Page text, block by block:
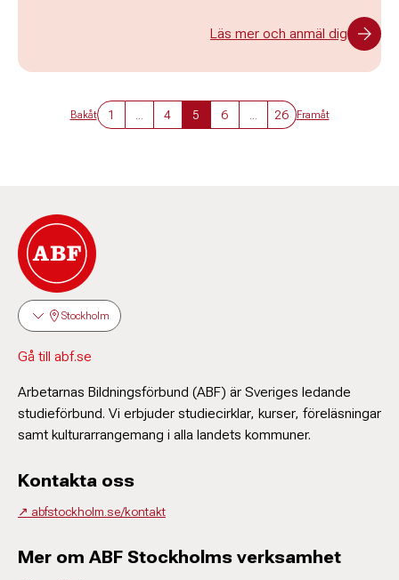
Läs mer och anmäl dig
Bakåt 1 4 5 6 26 Framåt
Stockholm
Gå till abf.se
Arbetarnas Bildningsförbund (ABF) är Sveriges ledande
studieförbund. Vi erbjuder studiecirklar, kurser, föreläsningar
samt kulturarrangemang i alla landets kommuner.
Kontakta oss
↗️ abfstockholm.se/kontakt
Mer om ABF Stockholms verksamhet